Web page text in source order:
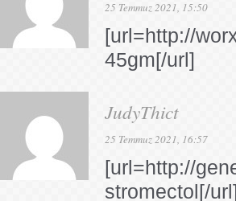
25 Temmuz 2021, 15:50
[url=http://
45gm[/url]
JudyThict
25 Temmuz 2021, 16:57
[url=http://
stromectol[/